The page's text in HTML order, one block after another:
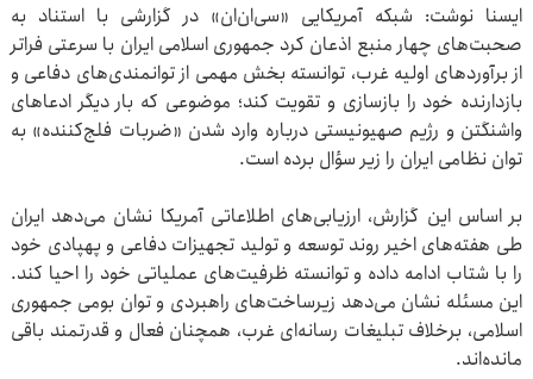
ایسنا نوشت: شبکه آمریکایی «سی‌ان‌ان» در گزارشی با استناد به
صحبت‌های چهار منبع اذعان کرد جمهوری اسلامی ایران با سرعتی فراتر
از برآوردهای اولیه غرب، توانسته بخش مهمی از توانمندی‌های دفاعی و
بازدارنده خود را بازسازی و تقویت کند؛ موضوعی که بار دیگر ادعاهای
واشنگتن و رژیم صهیونیستی درباره وارد شدن «ضربات فلج‌کننده» به
توان نظامی ایران را زیر سؤال برده است.
بر اساس این گزارش، ارزیابی‌های اطلاعاتی آمریکا نشان می‌دهد ایران
طی هفته‌های اخیر روند توسعه و تولید تجهیزات دفاعی و پهپادی خود
را با شتاب ادامه داده و توانسته ظرفیت‌های عملیاتی خود را احیا کند.
این مسئله نشان می‌دهد زیرساخت‌های راهبردی و توان بومی جمهوری
اسلامی، برخلاف تبلیغات رسانه‌ای غرب، همچنان فعال و قدرتمند باقی
مانده‌اند.